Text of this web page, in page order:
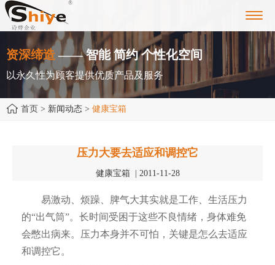
资深缔造 —— 智能 简约 个性化空间
以永久性为顾客提供优质产品及服务
首页 > 新闻动态 > 健康宝箱
压力大要去适应和调控它
健康宝箱 | 2011-11-28
易激动、烦躁、脾气大其实就是工作、生活压力
的“出气筒”。长时间受困于这些不良情绪，身体难免
会憋出病来。压力本身并不可怕，关键是怎么去适应
和调控它。